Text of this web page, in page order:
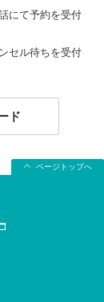
にて予約を受付
セル待ちを受付
ド
ページトップへ